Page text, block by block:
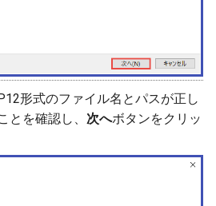
形式のファイル名とパスが正し
とを確認し、 次へボタンをクリッ